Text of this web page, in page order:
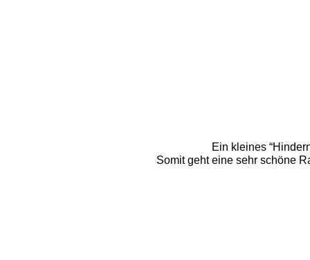
Ein kleines
Somit geht eine sehr schöne